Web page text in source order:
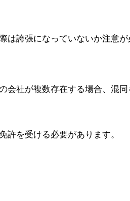
誇張になっていないか注意が
社が複数存在する場合、混
を受ける必要があります。